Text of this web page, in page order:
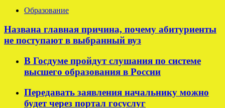
Образование
Названа главная причина, почему абитуриенты
не поступают в выбранный вуз
В Госдуме пройдут слушания по системе
высшего образования в России
Передавать заявления начальнику можно
будет через портал госуслуг